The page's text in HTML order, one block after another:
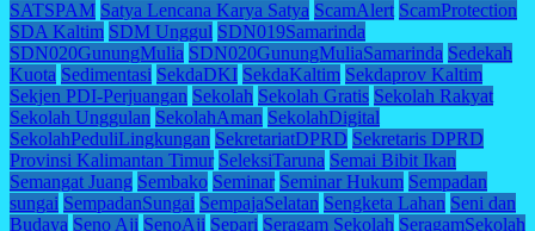
SATSPAM Satya Lencana Karya Satya ScamAlert ScamProtection
SDA Kaltim SDM Unggul SDN019Samarinda
SDN020GunungMulia SDN020GunungMuliaSamarinda Sedekah
Kuota Sedimentasi SekdaDKI SekdaKaltim Sekdaprov Kaltim
Sekjen PDI-Perjuangan Sekolah Sekolah Gratis Sekolah Rakyat
Sekolah Unggulan SekolahAman SekolahDigital
SekolahPeduliLingkungan SekretariatDPRD Sekretaris DPRD
Provinsi Kalimantan Timur SeleksiTaruna Semai Bibit Ikan
Semangat Juang Sembako Seminar Seminar Hukum Sempadan
sungai SempadanSungai SempajaSelatan Sengketa Lahan Seni dan
Budaya Seno Aji SenoAji Separi Seragam Sekolah SeragamSekolah